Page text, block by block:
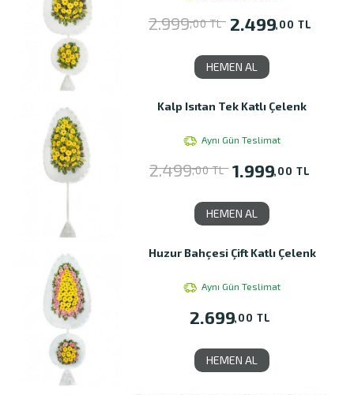
2.999,00 TL 2.499,00 TL
HEMEN AL
Kalp Isıtan Tek Katlı Çelenk
Aynı Gün Teslimat
2.499,00 TL 1.999,00 TL
HEMEN AL
Huzur Bahçesi Çift Katlı Çelenk
Aynı Gün Teslimat
2.699,00 TL
HEMEN AL